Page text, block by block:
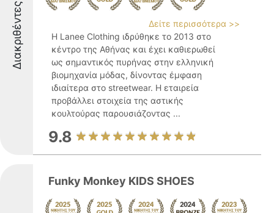
Διακριθέντες
Δείτε περισσότερα >>
Η Lanee Clothing ιδρύθηκε το 2013 στο
κέντρο της Αθήνας και έχει καθιερωθεί
ως σημαντικός πυρήνας στην ελληνική
βιομηχανία μόδας, δίνοντας έμφαση
ιδιαίτερα στο streetwear. Η εταιρεία
προβάλλει στοιχεία της αστικής
κουλτούρας παρουσιάζοντας ...
9.8
Funky Monkey KIDS SHOES